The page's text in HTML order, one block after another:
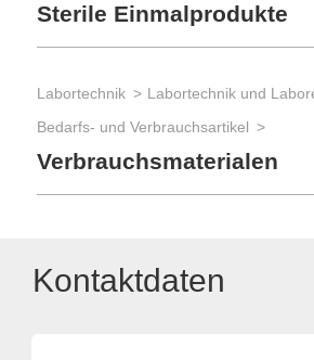
Sterile Einmalprodukte
Labortechnik
Labortechnik und
Bedarfs- und Verbrauchsartikel
Verbrauchsmaterialen
Kontaktdaten